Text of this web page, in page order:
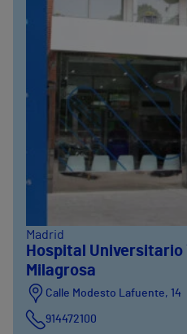
Madrid
Hospital Universitario
Milagrosa
Calle Modesto Lafuente, 14
914472100